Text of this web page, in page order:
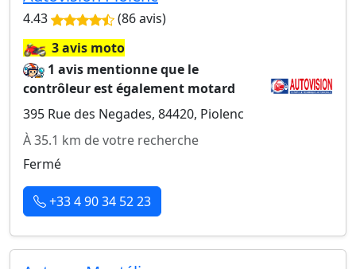
4.43 (86 avis)
🏍️3 avis moto
1 avis mentionne que le
contrôleur est également motard
395 Rue des Negades, 84420, Piolenc
À 35.1 km de votre recherche
Fermé
+33 4 90 34 52 23